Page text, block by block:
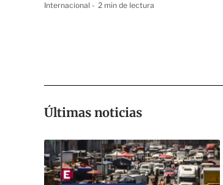
Internacional 2 min de lectura
Últimas noticias